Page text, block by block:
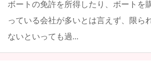
ボートの免許を所得したり、ボートを
っている会社が多いとは言えず、限ら
ないといっても過...